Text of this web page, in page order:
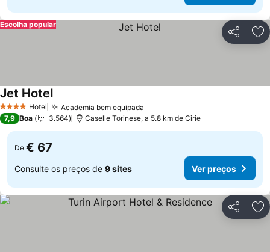
Partilhar
Escolha popular
4 EstrelasHotel Academia bem equipada
Jet HotelVer preços
7,9 Boa 3.564 Caselle Torinese, a 5.8 km de Cirie
De € 67
Consulte os preços de 9 sites Ver preços
Partilhar